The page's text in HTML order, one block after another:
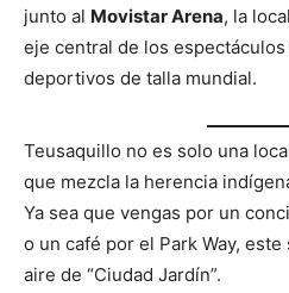
junto al Movistar Arena, la
eje central de los
deportivos de talla mundial.
Teusaquillo no es solo una
que mezcla la herencia
Ya sea que vengas por un
o un café por el Park Way,
aire de “Ciudad Jardín”.